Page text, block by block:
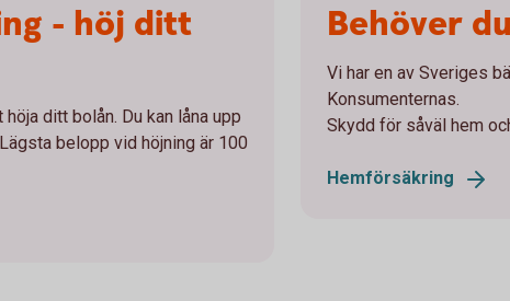
- höj ditt
ditt bolån. Du kan låna upp
belopp vid höjning är 100
Behöver
Vi har en av Sveriges
Konsumenternas.
Skydd för såväl hem
Hemförsäkring